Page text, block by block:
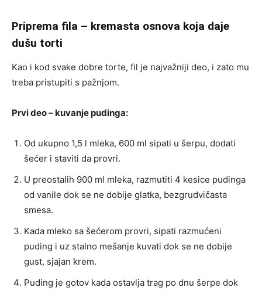
Priprema fila – kremasta osnova koja daje
dušu torti
Kao i kod svake dobre torte, fil je najvažniji deo, i zato mu
treba pristupiti s pažnjom.
Prvi deo – kuvanje pudinga:
Od ukupno 1,5 l mleka, 600 ml sipati u šerpu, dodati
šećer i staviti da provri.
U preostalih 900 ml mleka, razmutiti 4 kesice pudinga
od vanile dok se ne dobije glatka, bezgrudvičasta
smesa.
Kada mleko sa šećerom provri, sipati razmućeni
puding i uz stalno mešanje kuvati dok se ne dobije
gust, sjajan krem.
Puding je gotov kada ostavlja trag po dnu šerpe dok